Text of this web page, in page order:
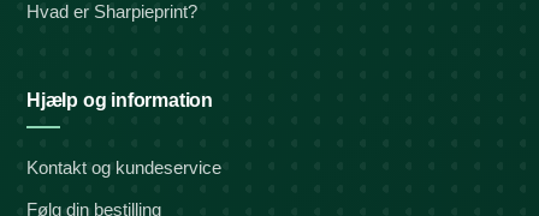
Hvad er Sharpieprint?
Hjælp og information
Kontakt og kundeservice
Følg din bestilling